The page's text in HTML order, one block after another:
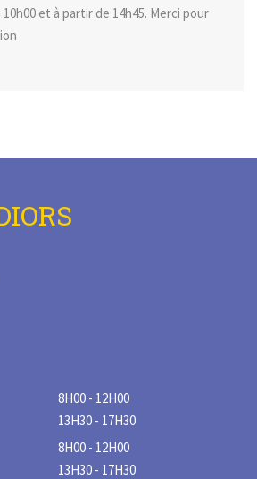
10h00 et à partir de 14h45. Merci pour
8H00 - 12H00
13H30 - 17H30
8H00 - 12H00
13H30 - 17H30